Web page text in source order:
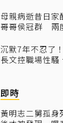
母親病逝昔日家
哥哥侯冠群 兩
沉默7年不忍了
長文控職場性騷
即時
黃明志二舅孤身